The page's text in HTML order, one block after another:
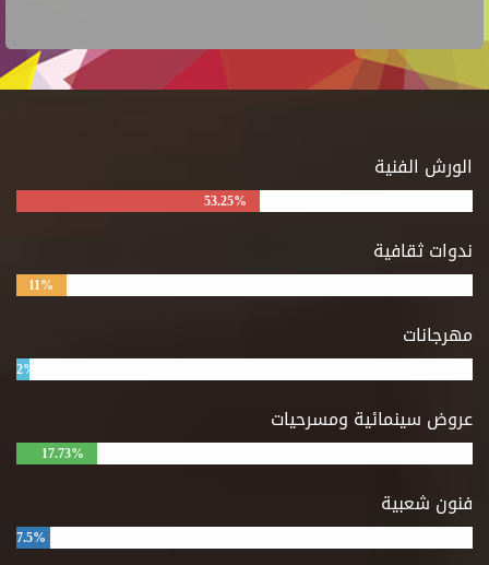
الورش الفنية
53.25%
ندوات ثقافية
11%
مهرجانات
2%
عروض سينمائية ومسرحيات
17.73%
فنون شعبية
7.5%